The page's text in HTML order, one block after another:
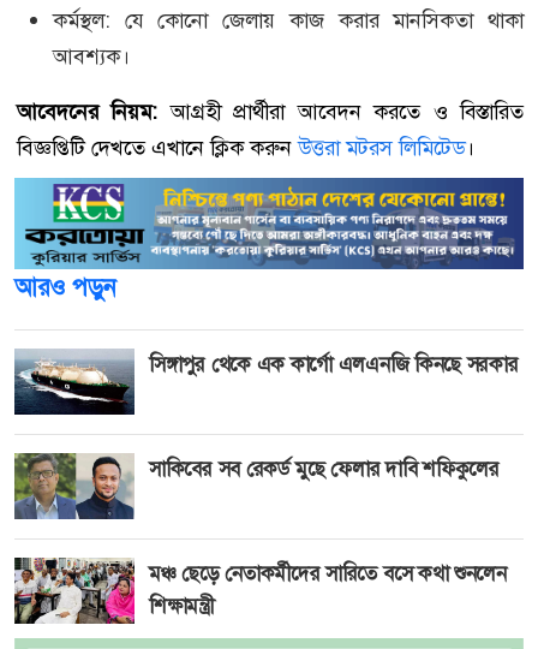
কর্মস্থল: যে কোনো জেলায় কাজ করার মানসিকতা থাকা
আবশ্যক।
আবেদনের নিয়ম: আগ্রহী প্রার্থীরা আবেদন করতে ও বিস্তারিত
বিজ্ঞপ্তিটি দেখতে এখানে ক্লিক করুনউত্তরা মটরস লিমিটেড।
আরও পড়ুন
সিঙ্গাপুর থেকে এক কার্গো এলএনজি কিনছে সরকার
সাকিবের সব রেকর্ড মুছে ফেলার দাবি শফিকুলের
মঞ্চ ছেড়ে নেতাকর্মীদের সারিতে বসে কথা শুনলেন
শিক্ষামন্ত্রী